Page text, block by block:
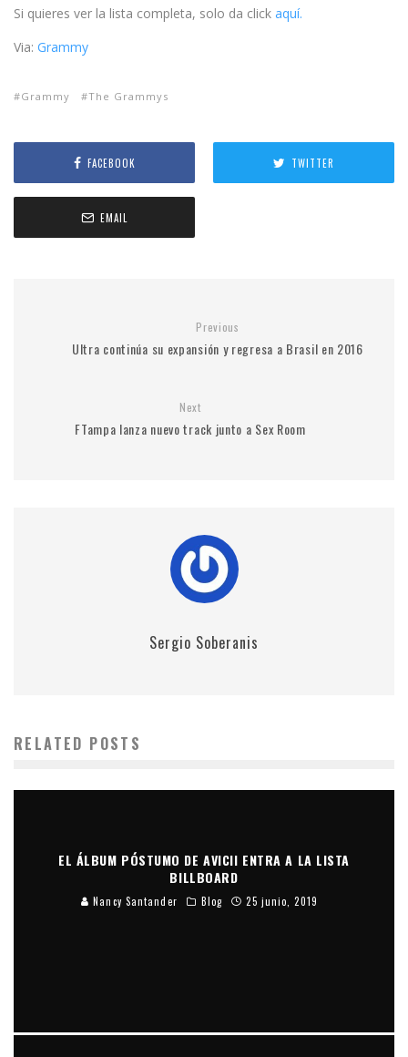
Si quieres ver la lista completa, solo da click aquí.
Via: Grammy
Grammy The Grammys
FACEBOOK TWITTER
EMAIL
Previous
Ultra continúa su expansión y regresa a Brasil en 2016
Next
FTampa lanza nuevo track junto a Sex Room
Sergio Soberanis
RELATED POSTS
EL ÁLBUM PÓSTUMO DE AVICII ENTRA A LA LISTA
BILLBOARD
Nancy Santander Blog 25 junio, 2019